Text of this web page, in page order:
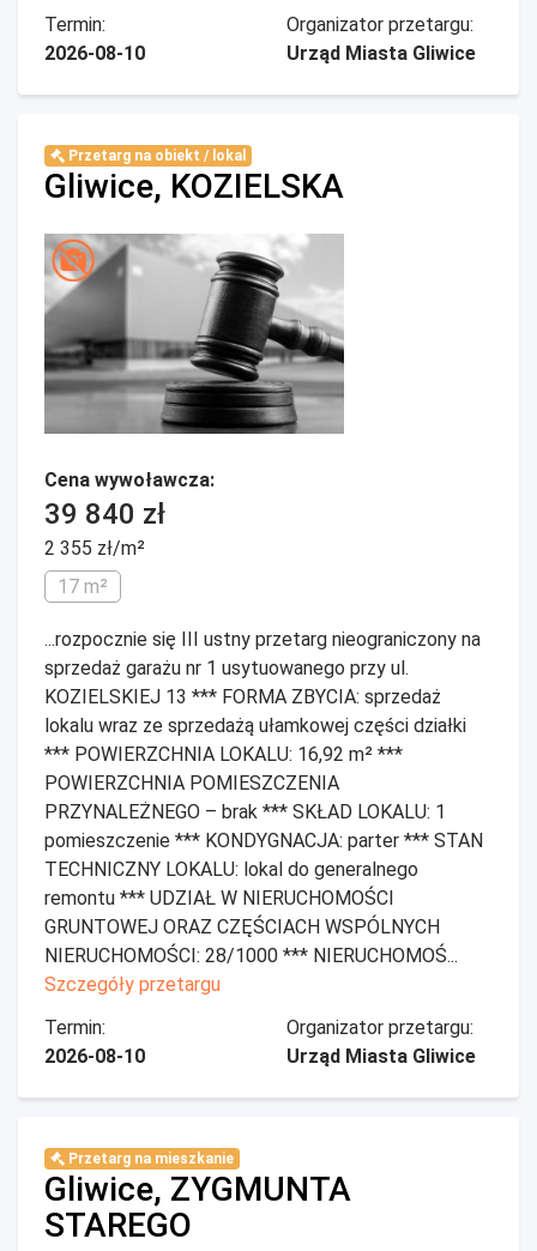
Termin:
2026-08-10
Organizator przetargu:
Urząd Miasta Gliwice
Przetarg na obiekt / lokal
Gliwice, KOZIELSKA
Cena wywoławcza:
39 840 zł
2 355 zł/m²
17 m²
...rozpocznie się III ustny przetarg nieograniczony na
sprzedaż garażu nr 1 usytuowanego przy ul.
KOZIELSKIEJ 13 *** FORMA ZBYCIA: sprzedaż
lokalu wraz ze sprzedażą ułamkowej części działki
*** POWIERZCHNIA LOKALU: 16,92 m² ***
POWIERZCHNIA POMIESZCZENIA
PRZYNALEŻNEGO – brak *** SKŁAD LOKALU: 1
pomieszczenie *** KONDYGNACJA: parter *** STAN
TECHNICZNY LOKALU: lokal do generalnego
remontu *** UDZIAŁ W NIERUCHOMOŚCI
GRUNTOWEJ ORAZ CZĘŚCIACH WSPÓLNYCH
NIERUCHOMOŚCI: 28/1000 *** NIERUCHOMOŚ...
Szczegóły przetargu
Termin:
2026-08-10
Organizator przetargu:
Urząd Miasta Gliwice
Przetarg na mieszkanie
Gliwice, ZYGMUNTA
STAREGO